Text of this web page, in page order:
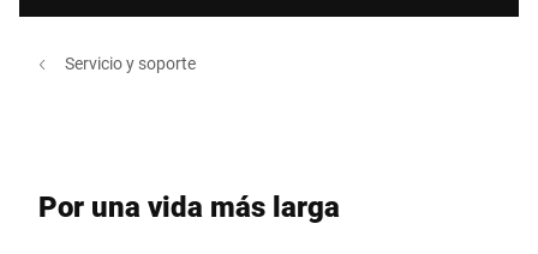
Servicio y soporte
Por una vida más larga